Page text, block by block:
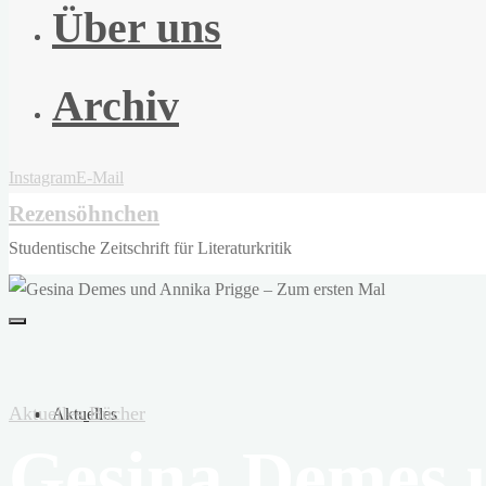
Über uns
Archiv
InstagramE-Mail
Rezensöhnchen
Studentische Zeitschrift für Literaturkritik
Aktuelles
Aktuelles Bücher